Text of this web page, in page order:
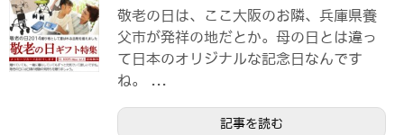
敬老の日は、ここ大阪のお隣、兵庫県養
父市が発祥の地だとか。母の日とは違っ
て日本のオリジナルな記念日なんです
ね。 ...
記事を読む